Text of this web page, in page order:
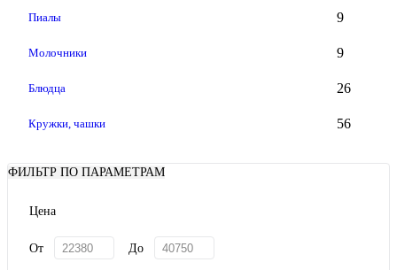
Пиалы 9
Молочники 9
Блюдца 26
Кружки, чашки 56
ФИЛЬТР ПО ПАРАМЕТРАМ
Цена
От До